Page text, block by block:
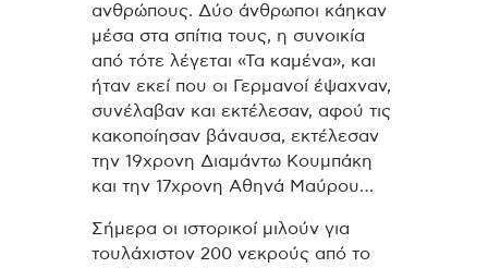
ανθρώπους. Δύο άνθρωποι κάηκαν
μέσα στα σπίτια τους, η συνοικία
από τότε λέγεται «Τα καμένα», και
ήταν εκεί που οι Γερμανοί έψαχναν,
συνέλαβαν και εκτέλεσαν, αφού τις
κακοποίησαν βάναυσα, εκτέλεσαν
την 19χρονη Διαμάντω Κουμπάκη
και την 17χρονη Αθηνά Μαύρου…
Σήμερα οι ιστορικοί μιλούν για
τουλάχιστον 200 νεκρούς από το